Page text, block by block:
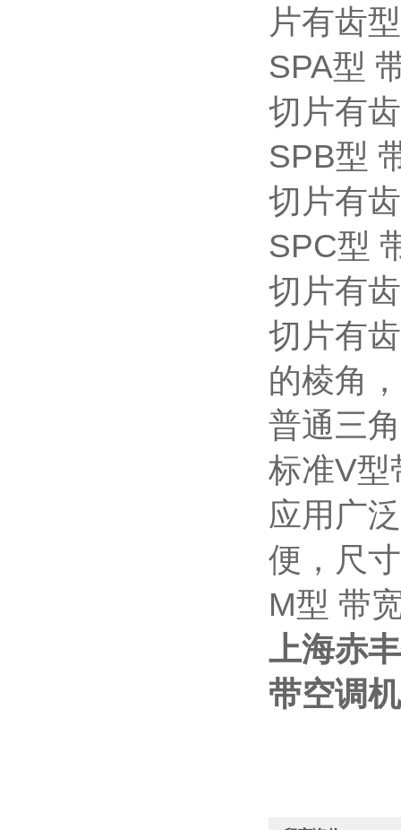
片有齿
SPA型
切片有
SPB型
切片有
SPC型
切片有
切片有
的棱角
普通三
标准V型
应用广
便，尺
M型 带
上海赤
带空调